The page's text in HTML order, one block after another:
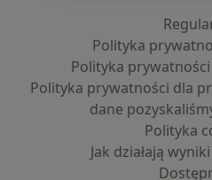
Polityka
Polityka
Polityka prywatności dla
dane
Polityka
Jak działają